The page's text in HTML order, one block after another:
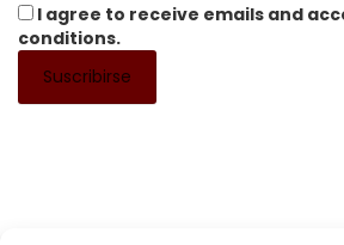
I agree to receive emails and
conditions.